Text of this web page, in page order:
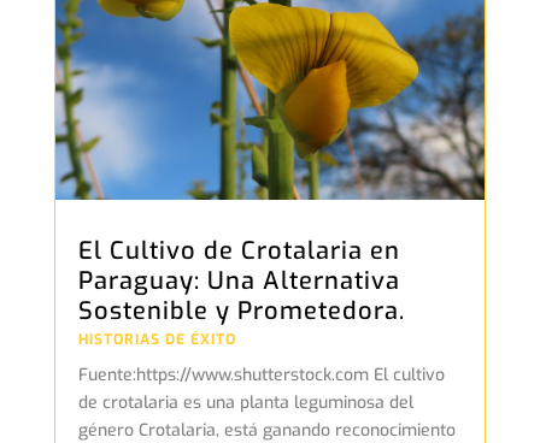
El Cultivo de Crotalaria en
Paraguay: Una Alternativa
Sostenible y Prometedora.
HISTORIAS DE ÉXITO
Fuente:https://www.shutterstock.com El cultivo
de crotalaria es una planta leguminosa del
género Crotalaria, está ganando reconocimiento